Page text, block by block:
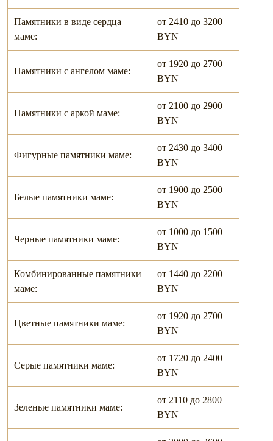
Памятники в виде сердца
маме:
от 2410 до 3200
BYN
Памятники c ангелом маме:
от 1920 до 2700
BYN
Памятники c аркой маме:
от 2100 до 2900
BYN
Фигурные памятники маме:
от 2430 до 3400
BYN
Белые памятники маме:
от 1900 до 2500
BYN
Черные памятники маме:
от 1000 до 1500
BYN
Комбинированные памятники
маме:
от 1440 до 2200
BYN
Цветные памятники маме:
от 1920 до 2700
BYN
Серые памятники маме:
от 1720 до 2400
BYN
Зеленые памятники маме:
от 2110 до 2800
BYN